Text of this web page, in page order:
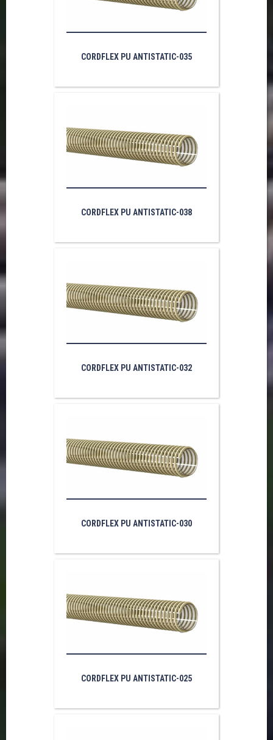
CORDFLEX PU ANTISTATIC-035
CORDFLEX PU ANTISTATIC-038
CORDFLEX PU ANTISTATIC-032
CORDFLEX PU ANTISTATIC-030
CORDFLEX PU ANTISTATIC-025